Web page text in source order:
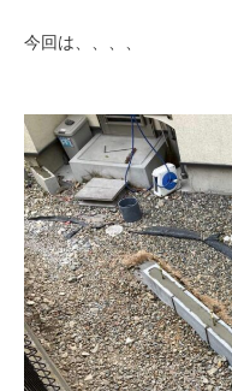
今回は、、、、